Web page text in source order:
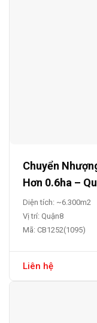
Chuyển
Hơn 0.6ha –
Diện tích: ~6.300m2
Vị trí: Quận8
Mã: CB1252(1095)
Liên hệ